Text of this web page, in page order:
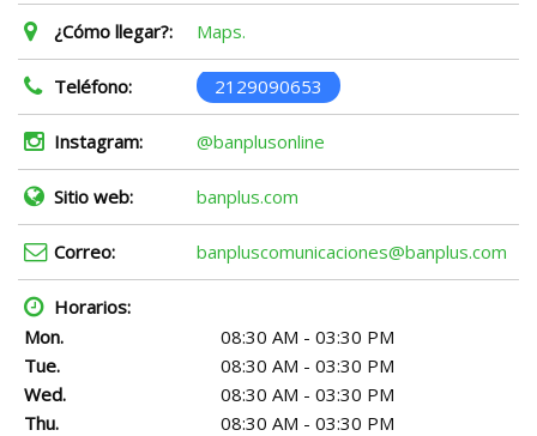
¿Cómo llegar?: Maps.
Teléfono: 2129090653
Instagram: @banplusonline
Sitio web: banplus.com
Correo: banpluscomunicaciones@banplus.com
Horarios:
Mon.
08:30 AM - 03:30 PM
Tue.
08:30 AM - 03:30 PM
Wed.
08:30 AM - 03:30 PM
Thu.
08:30 AM - 03:30 PM